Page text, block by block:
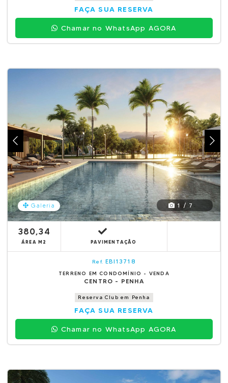
FAÇA SUA RESERVA
Chamar no WhatsApp AGORA
Galeria 1 / 7
380,34
ÁREA M2 PAVIMENTAÇÃO
Ref. EBI13718
TERRENO EM CONDOMÍNIO - VENDA
CENTRO - PENHA
Reserva Club em Penha
FAÇA SUA RESERVA
Chamar no WhatsApp AGORA